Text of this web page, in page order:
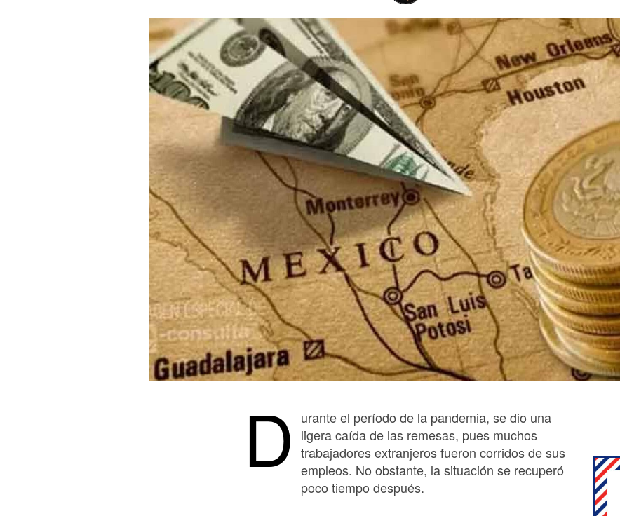
D
urante el período de la pandemia, se dio una
ligera caída de las remesas, pues muchos
trabajadores extranjeros fueron corridos de sus
empleos. No obstante, la situación se recuperó
poco tiempo después.